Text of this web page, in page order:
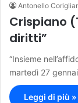
Antonello
Crispiano
diritti”
“Insieme
martedì 27
Leggi di più »